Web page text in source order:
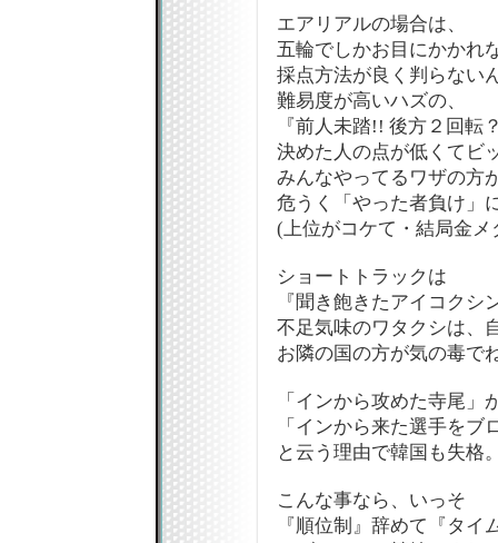
エアリアルの場合は、
五輪でしかお目にかかれ
採点方法が良く判らない
難易度が高いハズの、
『前人未踏!! 後方２回転
決めた人の点が低くてビ
みんなやってるワザの方
危うく「やった者負け」
(上位がコケて・結局金メ
ショートトラックは
『聞き飽きたアイコクシ
不足気味のワタクシは、
お隣の国の方が気の毒で
「インから攻めた寺尾」
「インから来た選手をブ
と云う理由で韓国も失格
こんな事なら、いっそ
『順位制』辞めて『タイ